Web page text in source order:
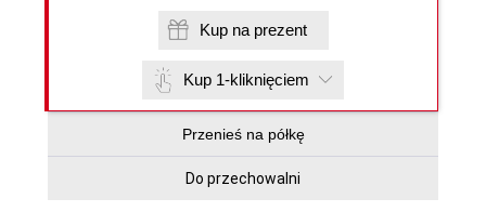
Kup na prezent
Kup 1-kliknięciem
Przenieś na półkę
Do przechowalni